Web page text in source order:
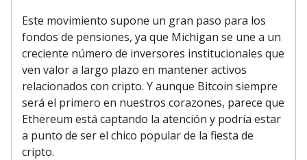
Este movimiento supone un gran paso para los
fondos de pensiones, ya que Michigan se une a un
creciente número de inversores institucionales que
ven valor a largo plazo en mantener activos
relacionados con cripto. Y aunque Bitcoin siempre
será el primero en nuestros corazones, parece que
Ethereum está captando la atención y podría estar
a punto de ser el chico popular de la fiesta de
cripto.